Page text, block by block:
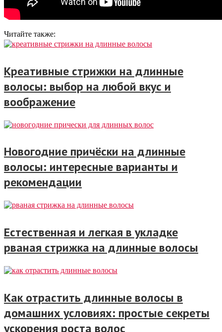
Читайте также:
Креативные стрижки на длинные
волосы: выбор на любой вкус и
воображение
Новогодние причёски на длинные
волосы: интересные варианты и
рекомендации
Естественная и легкая в укладке
рваная стрижка на длинные волосы
Как отрастить длинные волосы в
домашних условиях: простые секреты
ускорения роста волос